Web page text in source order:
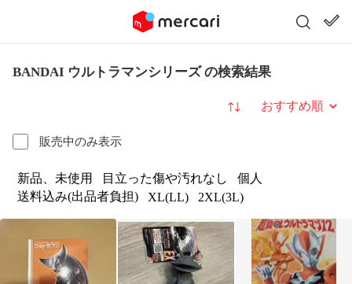
BANDAI ウルトラマンシリーズ の検索結果
販売中のみ表示
並び替え
新品、未使用 目立った傷や汚れなし
個人
送料込み(出品者負担)
XL(LL) 2XL(3L)